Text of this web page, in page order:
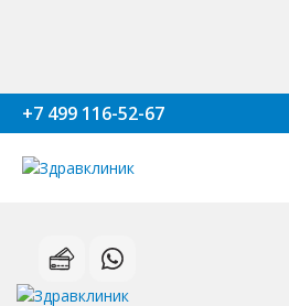
+7 499 116-52-67